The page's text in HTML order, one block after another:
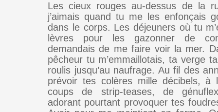
Les cieux rouges au-dessus de la
j’aimais quand tu me les enfonçais
dans le corps. Les déjeuners où tu
lèvres pour les gazonner de
demandais de me faire voir la mer.
pêcheur tu m’emmaillotais, ta verge
roulis jusqu’au naufrage. Au fil des
prévoir tes colères mille décibels, à
coups de strip-teases, de
adorant pourtant provoquer tes